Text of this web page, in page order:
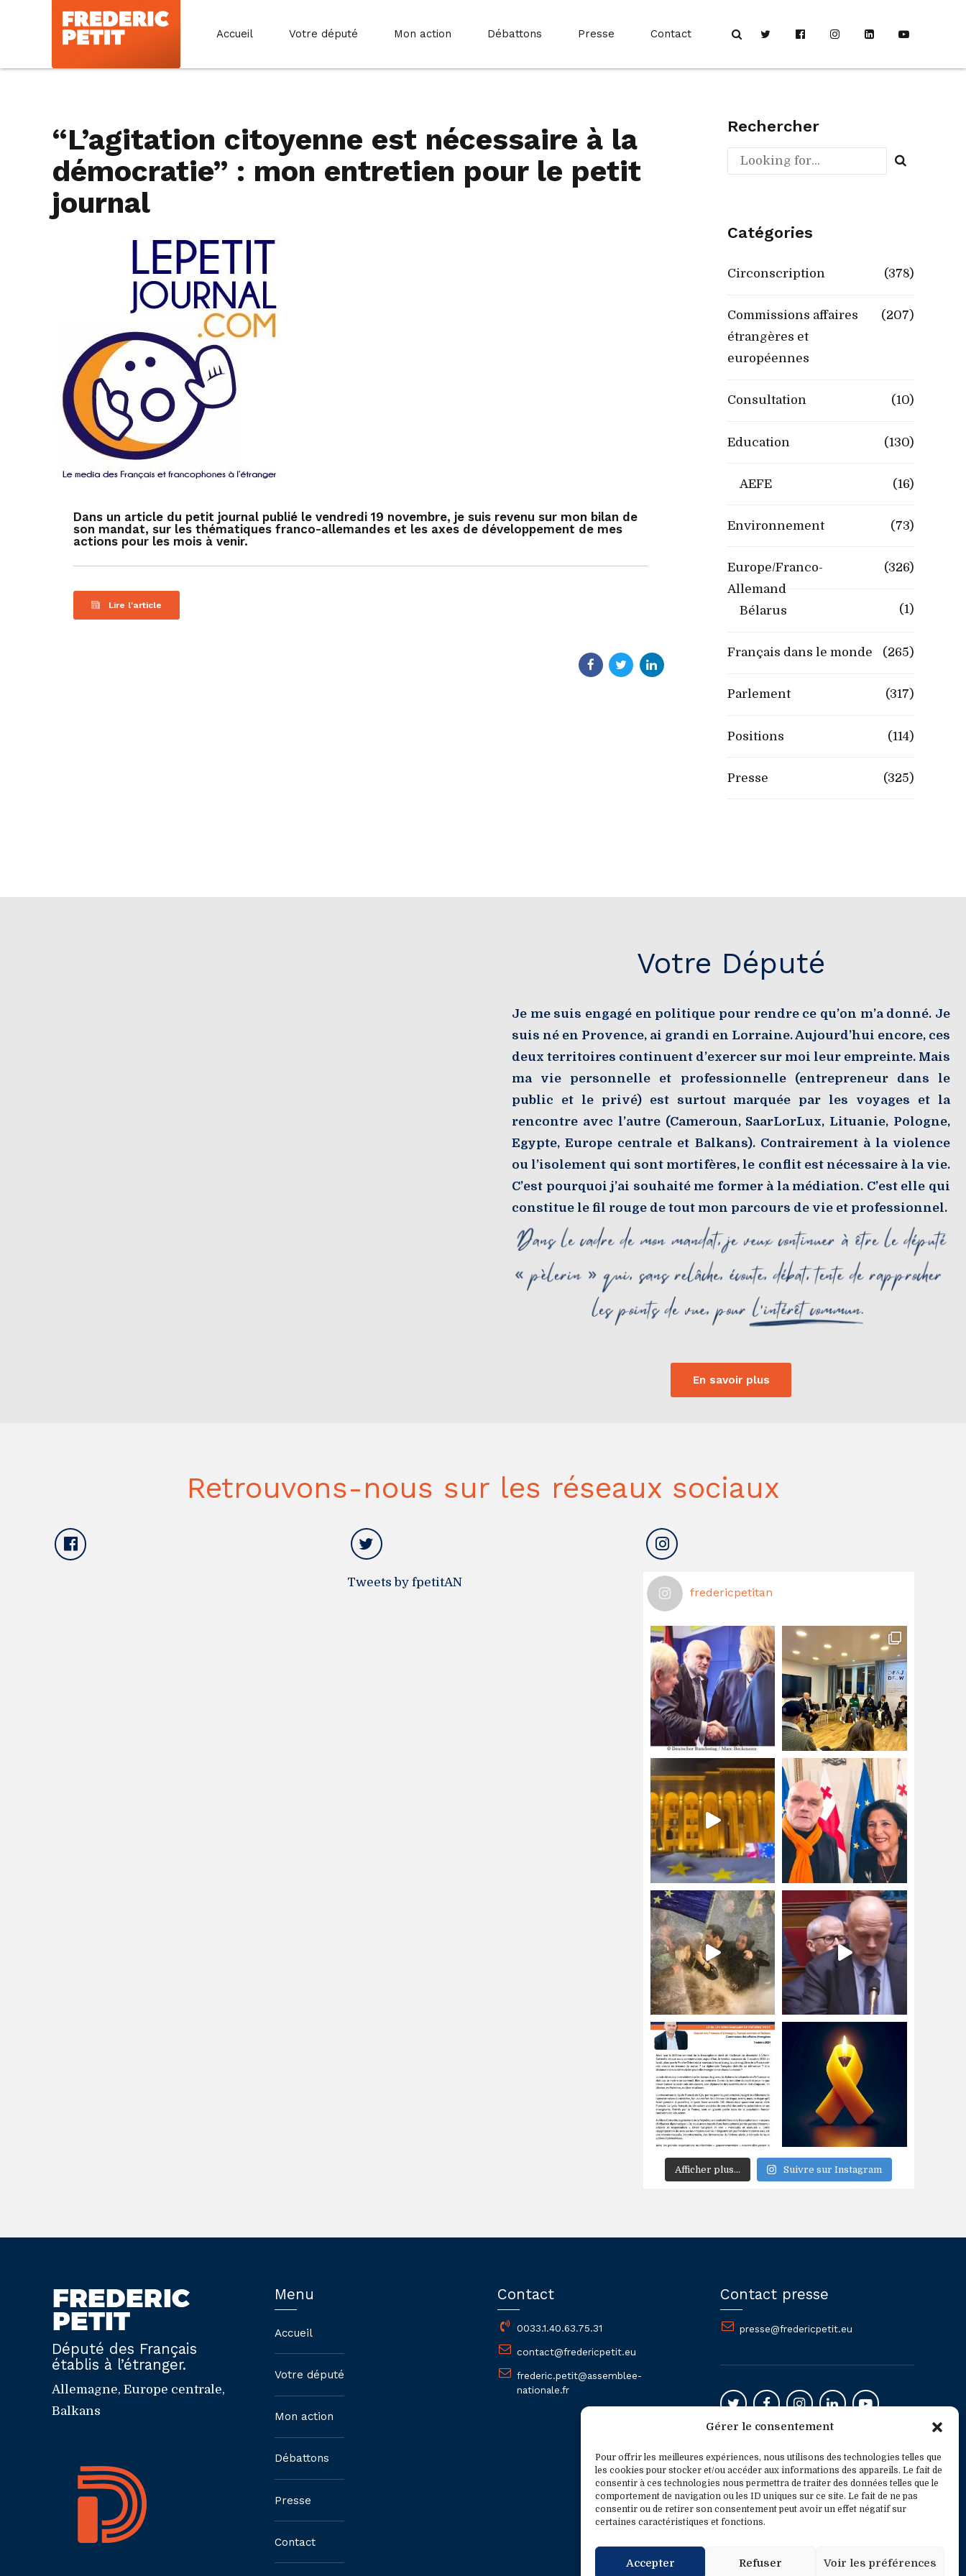
Gérer le consentement
Pour offrir les meilleures expériences, nous utilisons des technologies telles que
les cookies pour stocker et/ou accéder aux informations des appareils. Le fait de
consentir à ces technologies nous permettra de traiter des données telles que le
comportement de navigation ou les ID uniques sur ce site. Le fait de ne pas
consentir ou de retirer son consentement peut avoir un effet négatif sur
certaines caractéristiques et fonctions.
Accepter Refuser Voir les préférences
Accueil Votre député Mon action Débattons Presse Contact
“L’agitation citoyenne est nécessaire à la
démocratie” : mon entretien pour le petit
journal
Dans un article du petit journal publié le vendredi 19 novembre, je suis revenu sur mon bilan de
son mandat, sur les thématiques franco-allemandes et les axes de développement de mes
actions pour les mois à venir.
Lire l'article
Rechercher
Catégories
Circonscription (378)
Commissions affaires
étrangères et
européennes
(207)
Consultation (10)
Education (130)
AEFE (16)
Environnement (73)
Europe/Franco-
Allemand
(326)
Bélarus (1)
Français dans le monde (265)
Parlement (317)
Positions (114)
Presse (325)
Votre Député
Je me suis engagé en politique pour rendre ce qu’on m’a donné. Je
suis né en Provence, ai grandi en Lorraine. Aujourd’hui encore, ces
deux territoires continuent d’exercer sur moi leur empreinte. Mais
ma vie personnelle et professionnelle (entrepreneur dans le
public et le privé) est surtout marquée par les voyages et la
rencontre avec l’autre (Cameroun, SaarLorLux, Lituanie, Pologne,
Egypte, Europe centrale et Balkans). Contrairement à la violence
ou l’isolement qui sont mortifères, le conflit est nécessaire à la vie.
C’est pourquoi j’ai souhaité me former à la médiation. C’est elle qui
constitue le fil rouge de tout mon parcours de vie et professionnel.
En savoir plus
Retrouvons-nous sur les réseaux sociaux
Tweets by fpetitAN
fredericpetitan
Afficher plus... Suivre sur Instagram
Député des Français
établis à l’étranger.
Allemagne, Europe centrale,
Balkans
Menu
Accueil
Votre député
Mon action
Débattons
Presse
Contact
Contact
0033.1.40.63.75.31
contact@fredericpetit.eu
frederic.petit@assemblee-
nationale.fr
Contact presse
presse@fredericpetit.eu
Mentions légales